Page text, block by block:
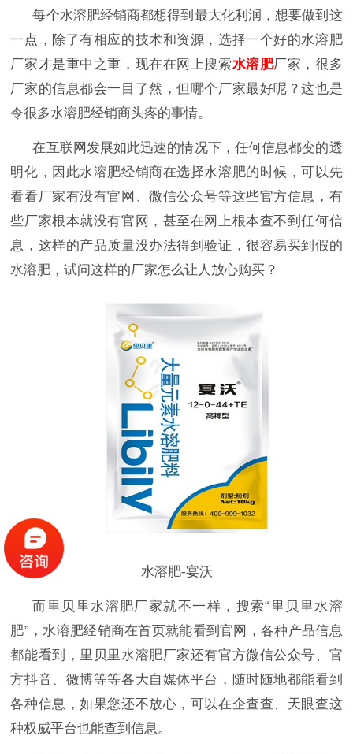
每个水溶肥经销商都想得到最大化利润，想要做到这
一点，除了有相应的技术和资源，选择一个好的水溶肥
厂家才是重中之重，现在在网上搜索水溶肥厂家，很多
厂家的信息都会一目了然，但哪个厂家最好呢？这也是
令很多水溶肥经销商头疼的事情。
在互联网发展如此迅速的情况下，任何信息都变的透
明化，因此水溶肥经销商在选择水溶肥的时候，可以先
看看厂家有没有官网、微信公众号等这些官方信息，有
些厂家根本就没有官网，甚至在网上根本查不到任何信
息，这样的产品质量没办法得到验证，很容易买到假的
水溶肥，试问这样的厂家怎么让人放心购买？
水溶肥-宴沃
而里贝里水溶肥厂家就不一样，搜索“里贝里水溶
肥”，水溶肥经销商在首页就能看到官网，各种产品信息
都能看到，里贝里水溶肥厂家还有官方微信公众号、官
方抖音、微博等等各大自媒体平台，随时随地都能看到
各种信息，如果您还不放心，可以在企查查、天眼查这
种权威平台也能查到信息。